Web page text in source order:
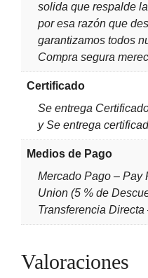
solida que respalde
por esa razón que
garantizamos todos
Compra segura
Certificado
Se entrega
y Se entrega
Medios de Pago
Mercado Pago – Pay
Union (5 % de
Transferencia
Valoraciones